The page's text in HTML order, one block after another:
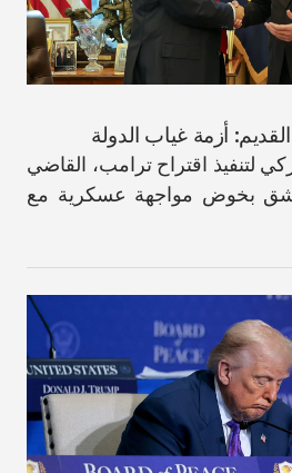
أزمة غياب الدولة
لتنفيذ اقتراح ترامب، القاضي
بخوض مواجهة عسكرية مع
كارثية.